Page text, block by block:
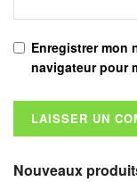
Enregistrer mon
navigateur pour
Nouveaux